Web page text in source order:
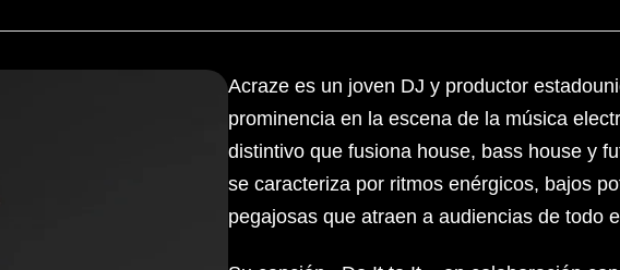
Acraze es un joven DJ y productor
prominencia en la escena de la música
distintivo que fusiona house, bass house y
se caracteriza por ritmos enérgicos, bajos
pegajosas que atraen a audiencias de todo